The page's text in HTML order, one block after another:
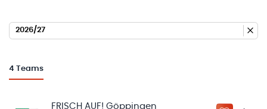
2026/27
4 Teams
FRISCH AUF! Göppingen